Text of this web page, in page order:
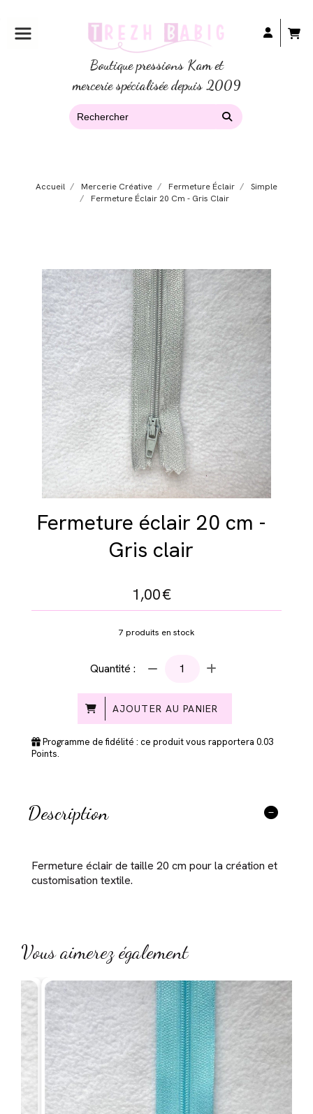
Boutique pressions Kam et
mercerie spécialisée depuis 2009
Accueil Mercerie Créative Fermeture Éclair
Simple
Fermeture Éclair 20 Cm - Gris Clair
Fermeture éclair 20 cm -
Gris clair
1,00€
7 produits en stock
Quantité :
AJOUTER AU PANIER
Programme de fidélité : ce produit vous rapportera 0.03
Points.
Description
Fermeture éclair de taille 20 cm pour la création et
customisation textile.
Vous aimerez également